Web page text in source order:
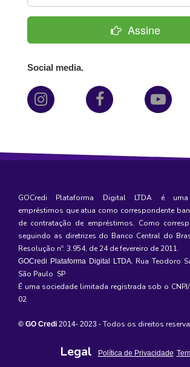
Assine
Social media.
GOCredi Plataforma Digital LTDA é
empréstimos que atua como correspondente
de contratação de empréstimos. Como
seguindo as diretrizes do Banco Central do
Resolução nº. 3.954, de 24 de fevereiro de 2011.
GOCredi Plataforma Digital LTDA. Rua Teodoro
São Paulo SP
É uma sociedade limitada registrada sob o
02
© GO Credi 2014- 2023 - Todos os direitos
Legal Política de Privacidade